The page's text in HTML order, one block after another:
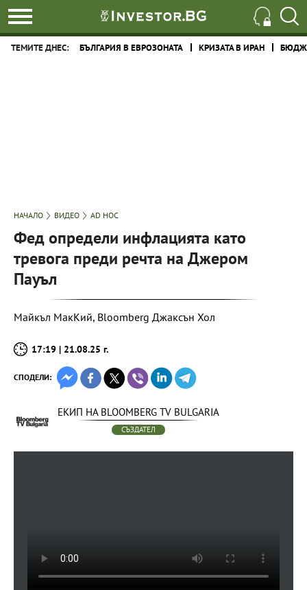
ТЕМИТЕ ДНЕС: БЪЛГАРИЯ В ЕВРОЗОНАТА КРИЗАТА В ИРАН
НАЧАЛО ВИДЕО AD HOC
Фед определи инфлацията като
тревога преди речта на Джером
Пауъл
Майкъл МакКий, Bloomberg Джаксън Хол
17:19 | 21.08.25 г.
СПОДЕЛИ:
ЕКИП НА BLOOMBERG TV BULGARIA
СЪЗДАТЕЛ